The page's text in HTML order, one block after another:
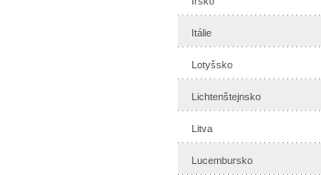
Itálie
Lotyšsko
Lichtenštejnsko
Litva
Lucembursko